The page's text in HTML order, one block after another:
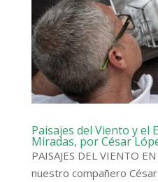
Paisajes del Viento y el
Miradas, por César
PAISAJES DEL VIENTO
nuestro compañero